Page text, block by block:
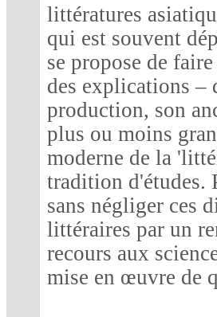
littératures
qui est souvent
se propose de
des explications –
production, son
plus ou moins
moderne de la
tradition d'études.
sans négliger ces
littéraires par un
recours aux
mise en œuvre de